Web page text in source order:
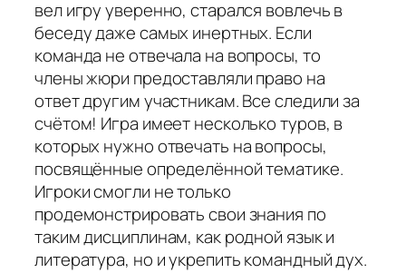
вел игру уверенно, старался вовлечь в
беседу даже самых инертных. Если
команда не отвечала на вопросы, то
члены жюри предоставляли право на
ответ другим участникам. Все следили за
счётом! Игра имеет несколько туров, в
которых нужно отвечать на вопросы,
посвящённые определённой тематике.
Игроки смогли не только
продемонстрировать свои знания по
таким дисциплинам, как родной язык и
литература, но и укрепить командный дух.